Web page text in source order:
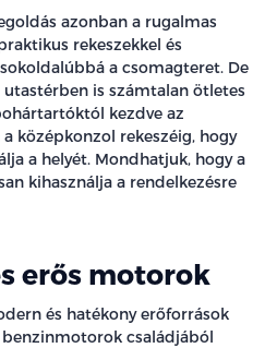
azonban a rugalmas
rekeszekkel és
a csomagteret. De
is számtalan ötletes
kezdve az
középkonzol rekeszéig, hogy
a helyét. Mondhatjuk, hogy a
kihasználja a rendelkezésre
erős motorok
és hatékony erőforrások
családjából